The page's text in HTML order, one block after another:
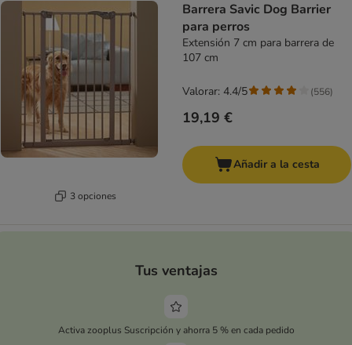
3 opciones
Barrera Savic Dog Barrier
para perros
Extensión 7 cm para barrera de
107 cm
19,19 €
Valorar: 4.4/5 (556)
Añadir a la cesta
Tus ventajas
Activa zooplus Suscripción y ahorra 5 % en cada pedido